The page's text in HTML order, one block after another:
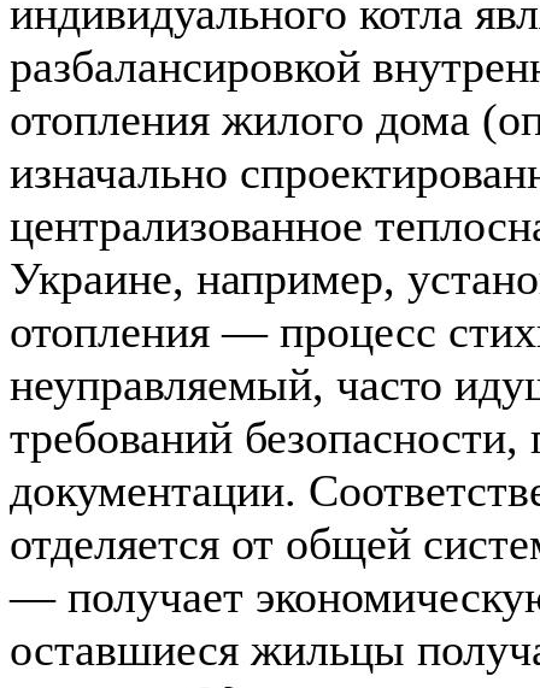
индивидуального котла
разбалансировкой
отопления жилого дома
изначально
централизованное
Украине, например,
отопления — процесс
неуправляемый, часто
требований безопасности,
документации.
отделяется от общей
— получает
оставшиеся жильцы